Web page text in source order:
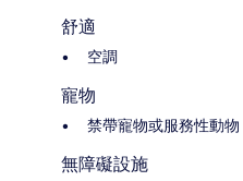
舒適
空調
寵物
禁帶寵物或服務性動物
無障礙設施